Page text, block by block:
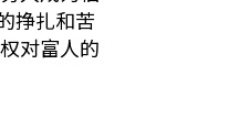
挣扎和苦
对富人的